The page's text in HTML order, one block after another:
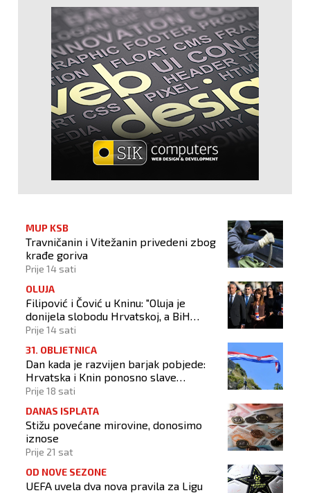
MUP KSB
Travničanin i Vitežanin privedeni zbog
krađe goriva
Prije 14 sati
OLUJA
Filipović i Čović u Kninu: "Oluja je
donijela slobodu Hrvatskoj, a BiH
otvorila put prema miru!"
Prije 14 sati
31. OBLJETNICA
Dan kada je razvijen barjak pobjede:
Hrvatska i Knin ponosno slave
obljetnicu Oluje
Prije 18 sati
DANAS ISPLATA
Stižu povećane mirovine, donosimo
iznose
Prije 21 sat
OD NOVE SEZONE
UEFA uvela dva nova pravila za Ligu